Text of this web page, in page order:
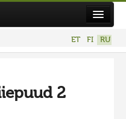
ET FI RU
2